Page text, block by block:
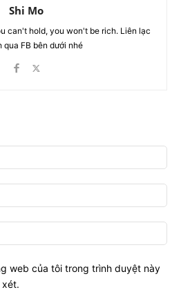
Shi Mo
can't hold, you won't be rich. Liên lạc
qua FB bên dưới nhé
web của tôi trong trình duyệt này
xét.